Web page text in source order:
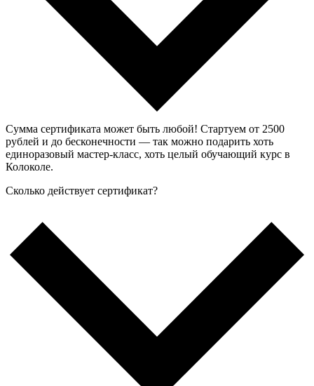
Сумма сертификата может быть любой! Стартуем от 2500
рублей и до бесконечности — так можно подарить хоть
единоразовый мастер-класс, хоть целый обучающий курс в
Колоколе.
Сколько действует сертификат?